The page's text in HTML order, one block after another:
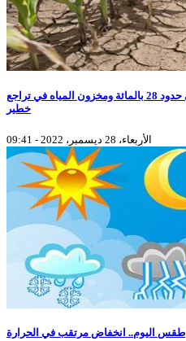
وزارة الفلاحة: نسبة إمتلاء السدود في حدود 28 بالمائة ومخزون المياه في تراجع
خطير
الأربعاء، 28 ديسمبر، 2022 - 09:41
طقس اليوم.. انخفاض مرتقب في الحرارة